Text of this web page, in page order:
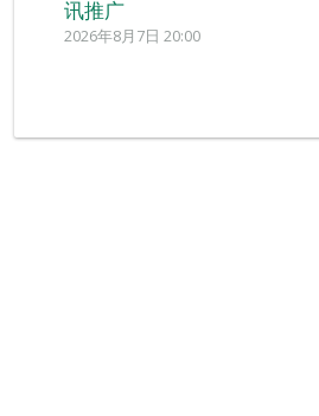
讯推广
2026年8月7日 20:00